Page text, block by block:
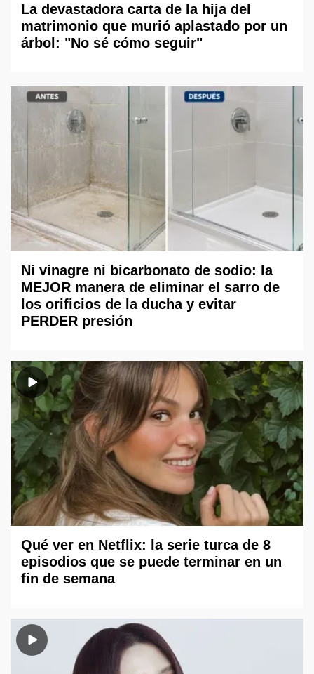
La devastadora carta de la hija del
matrimonio que murió aplastado por un
árbol: "No sé cómo seguir"
Ni vinagre ni bicarbonato de sodio: la
MEJOR manera de eliminar el sarro de
los orificios de la ducha y evitar
PERDER presión
Qué ver en Netflix: la serie turca de 8
episodios que se puede terminar en un
fin de semana